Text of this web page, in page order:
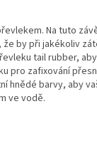
Na tuto
by při jakékoliv
tail rubber,
pro zafixování
hnědé barvy, aby
ve vodě.